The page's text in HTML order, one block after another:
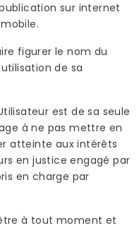
sur internet
figurer le nom du
de sa
est de sa seule
à ne pas mettre en
atteinte aux intérêts
en justice engagé par
en charge par
à tout moment et